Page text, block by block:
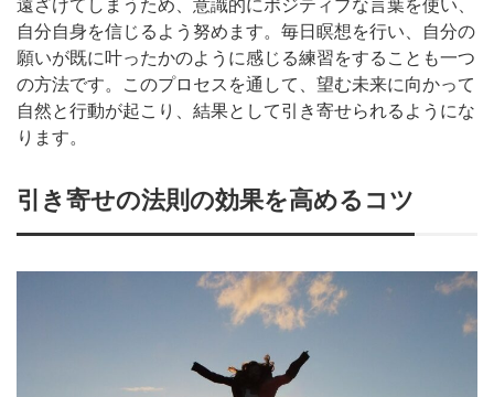
遠ざけてしまうため、意識的にポジティブな言葉を使い、
自分自身を信じるよう努めます。毎日瞑想を行い、自分の
願いが既に叶ったかのように感じる練習をすることも一つ
の方法です。このプロセスを通して、望む未来に向かって
自然と行動が起こり、結果として引き寄せられるようにな
ります。
引き寄せの法則の効果を高めるコツ